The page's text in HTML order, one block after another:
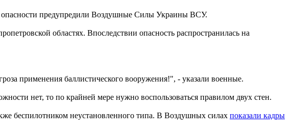
опасности предупредили Воздушные Силы Украины ВСУ.
областях. Впоследствии опасность распространилась на
применения баллистического вооружения!", - указали военные.
нет, то по крайней мере нужно воспользоваться правилом двух стен.
беспилотником неустановленного типа. В Воздушных силах показали кадры